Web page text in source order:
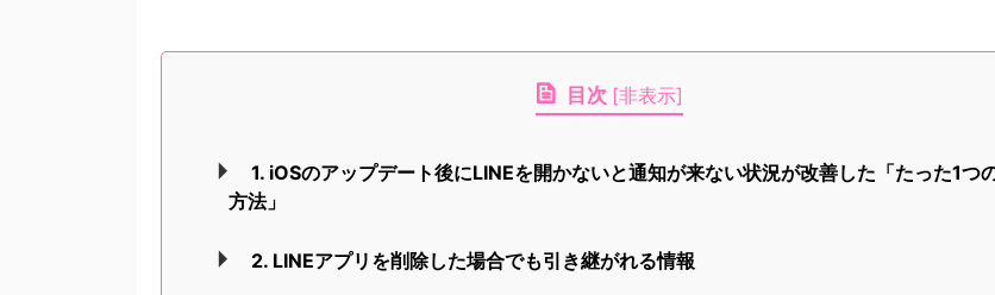
目次 [非表示]
1. iOSのアップデート後にLINEを開かないと通知が来ない状況が改善した「たった1つ
方法」
2. LINEアプリを削除した場合でも引き継がれる情報